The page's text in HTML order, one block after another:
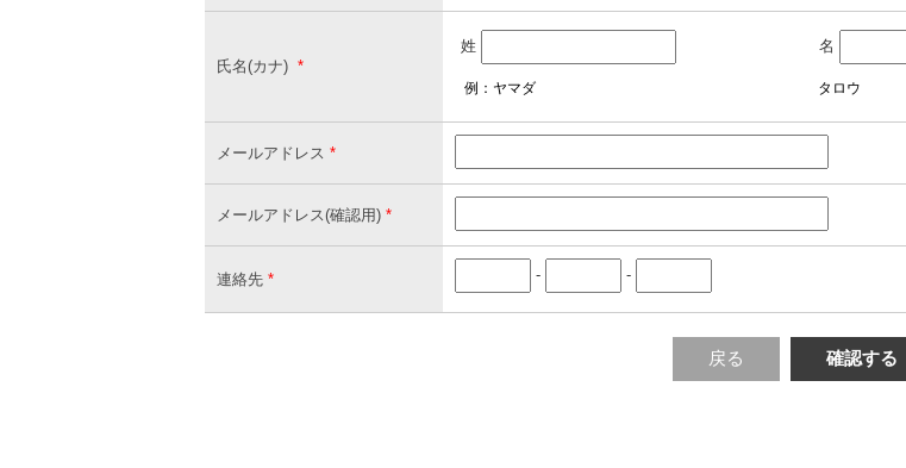
氏名(カナ) *
姓 名
例：ヤマダ タロウ
メールアドレス *
メールアドレス(確認用) *
連絡先 * - -
戻る 確認する